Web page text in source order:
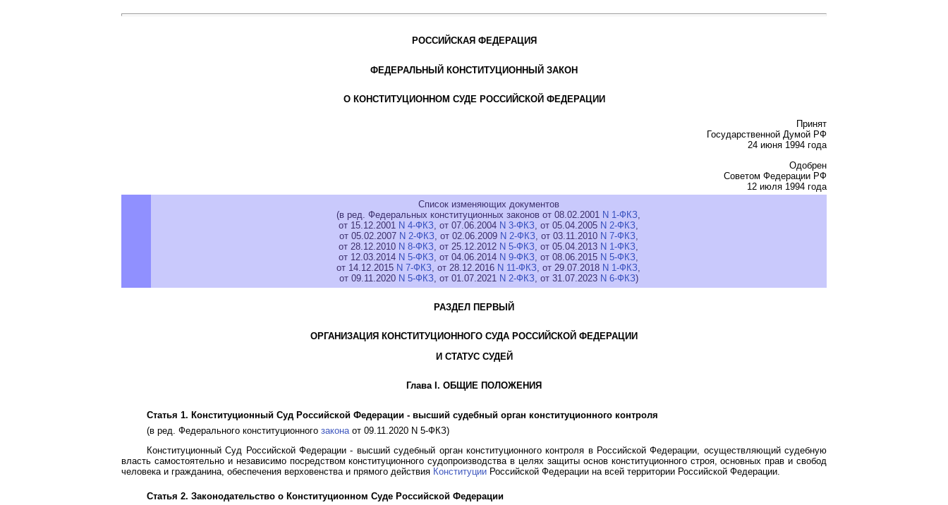
РОССИЙСКАЯ ФЕДЕРАЦИЯ
ФЕДЕРАЛЬНЫЙ КОНСТИТУЦИОННЫЙ ЗАКОН
О КОНСТИТУЦИОННОМ СУДЕ РОССИЙСКОЙ ФЕДЕРАЦИИ
Принят
Государственной Думой РФ
24 июня 1994 года
Одобрен
Советом Федерации РФ
12 июля 1994 года
Список изменяющих документов
(в ред. Федеральных конституционных законов от 08.02.2001 N 1-ФКЗ
от 15.12.2001 N 4-ФКЗ , от 07.06.2004 N 3-ФКЗ , от 05.04.2005 N 2-ФКЗ
от 05.02.2007 N 2-ФКЗ, от 02.06.2009 N 2-ФКЗ, от 03.11.2010 N 7-ФКЗ,
от 28.12.2010 N 8-ФКЗ , от 25.12.2012 N 5-ФКЗ , от 05.04.2013 N 1-ФКЗ
от 12.03.2014 N 5-ФКЗ , от 04.06.2014 N 9-ФКЗ , от 08.06.2015 N 5-ФКЗ
от 14.12.2015 N 7-ФКЗ , от 28.12.2016 N 11-ФКЗ , от 29.07.2018 N 1-ФКЗ
от 09.11.2020 N 5-ФКЗ, от 01.07.2021 N 2-ФКЗ, от 31.07.2023 N 6-ФКЗ)
РАЗДЕЛ ПЕРВЫЙ
ОРГАНИЗАЦИЯ КОНСТИТУЦИОННОГО СУДА РОССИЙСКОЙ ФЕДЕРАЦИИ
И СТАТУС СУДЕЙ
Глава I. ОБЩИЕ ПОЛОЖЕНИЯ
Статья 1. Конституционный Суд Российской Федерации - высший судебный орган конституционного контроля
(в ред. Федерального конституционного закона от 09.11.2020 N 5-ФКЗ)
Конституционный Суд Российской Федерации - высший судебный орган конституционного контроля в Российской Федерации, осуществляющий судебную
власть самостоятельно и независимо посредством конституционного судопроизводства в целях защиты основ конституционного строя, основных прав и свобод
человека и гражданина, обеспечения верховенства и прямого действия Конституции Российской Федерации на всей территории Российской Федерации.
Статья 2. Законодательство о Конституционном Суде Российской Федерации